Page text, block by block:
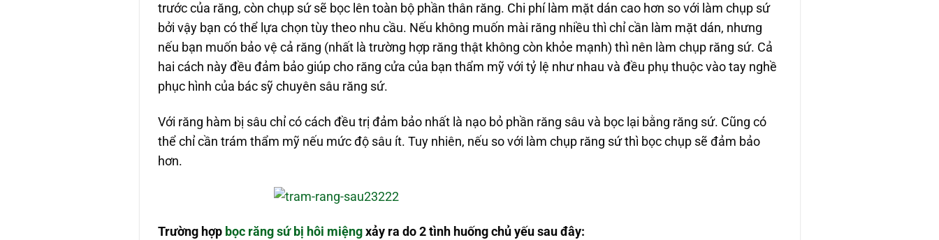
trước của răng, còn chụp sứ sẽ bọc lên toàn bộ phần thân răng. Chi phí làm mặt dán cao hơn so với làm chụp sứ
bởi vậy bạn có thể lựa chọn tùy theo nhu cầu. Nếu không muốn mài răng nhiều thì chỉ cần làm mặt dán, nhưng
nếu bạn muốn bảo vệ cả răng (nhất là trường hợp răng thật không còn khỏe mạnh) thì nên làm chụp răng sứ. Cả
hai cách này đều đảm bảo giúp cho răng cửa của bạn thẩm mỹ với tỷ lệ như nhau và đều phụ thuộc vào tay nghề
phục hình của bác sỹ chuyên sâu răng sứ.
Với răng hàm bị sâu chỉ có cách đều trị đảm bảo nhất là nạo bỏ phần răng sâu và bọc lại bằng răng sứ. Cũng có
thể chỉ cần trám thẩm mỹ nếu mức độ sâu ít. Tuy nhiên, nếu so với làm chụp răng sứ thì bọc chụp sẽ đảm bảo
hơn.
Trường hợp bọc răng sứ bị hôi miệngxảy ra do 2 tình huống chủ yếu sau đây: